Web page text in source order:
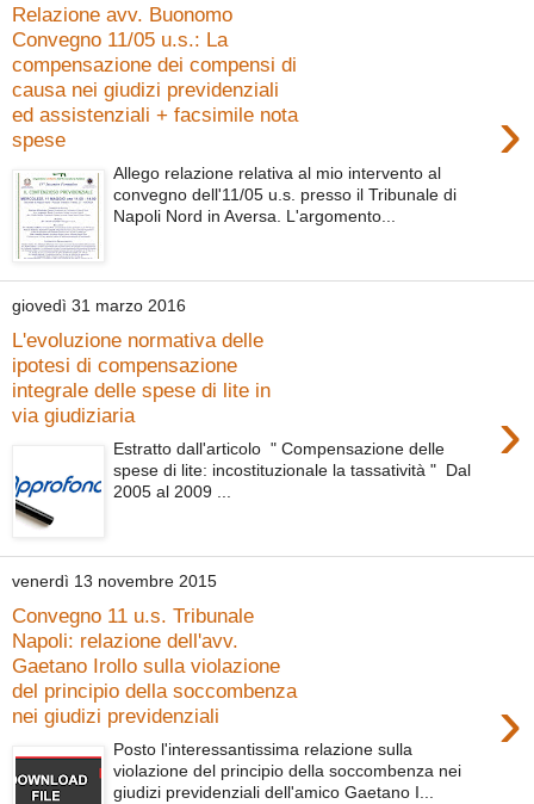
Relazione avv. Buonomo
Convegno 11/05 u.s.: La
compensazione dei compensi di
causa nei giudizi previdenziali
ed assistenziali + facsimile nota
spese
›
Allego relazione relativa al mio intervento al
convegno dell'11/05 u.s. presso il Tribunale di
Napoli Nord in Aversa. L'argomento...
giovedì 31 marzo 2016
L'evoluzione normativa delle
ipotesi di compensazione
integrale delle spese di lite in
via giudiziaria
›
Estratto dall'articolo " Compensazione delle
spese di lite: incostituzionale la tassatività " Dal
2005 al 2009 ...
venerdì 13 novembre 2015
Convegno 11 u.s. Tribunale
Napoli: relazione dell'avv.
Gaetano Irollo sulla violazione
del principio della soccombenza
nei giudizi previdenziali
›
Posto l'interessantissima relazione sulla
violazione del principio della soccombenza nei
giudizi previdenziali dell'amico Gaetano I...